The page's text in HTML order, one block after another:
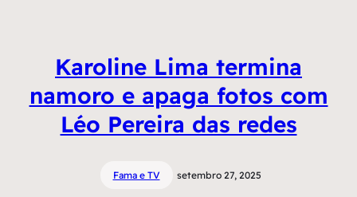
Karoline Lima termina
namoro e apaga fotos com
Léo Pereira das redes
Fama e TV setembro 27, 2025